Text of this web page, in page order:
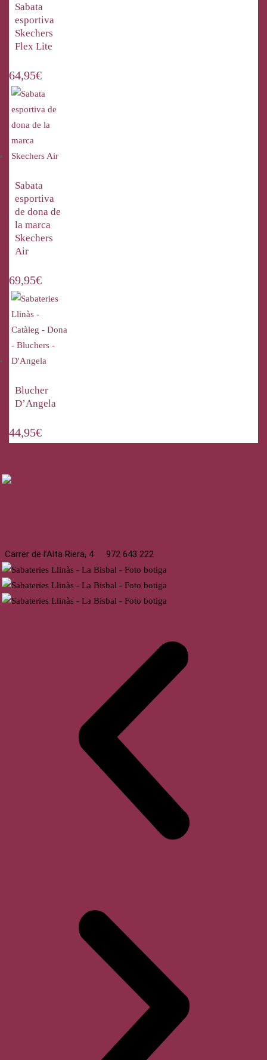
Sabata
esportiva
Skechers
Flex Lite
64,95€
Sabata
esportiva
de dona de
la marca
Skechers
Air
69,95€
Blucher
D’Angela
44,95€
Carrer de l’Alta Riera, 4 972 643 222